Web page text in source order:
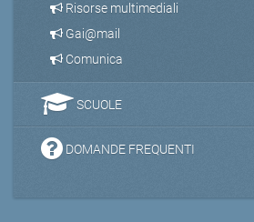
Risorse multimediali
Gai@mail
Comunica
SCUOLE
DOMANDE FREQUENTI